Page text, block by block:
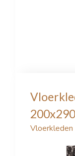
Vloerkleden